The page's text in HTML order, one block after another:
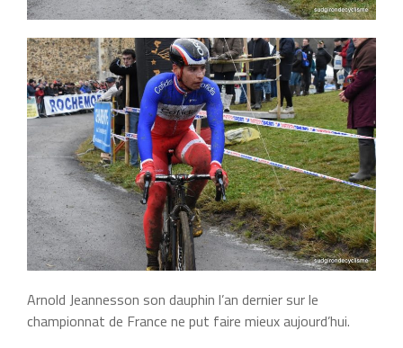
Arnold Jeannesson son dauphin l’an dernier sur le
championnat de France ne put faire mieux aujourd’hui.